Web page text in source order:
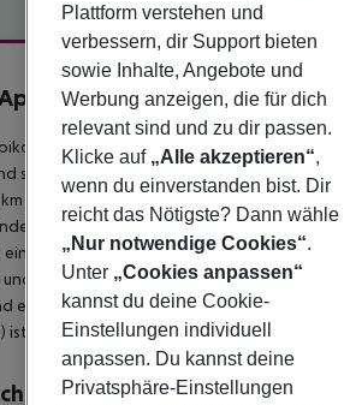
Hotelbeschreibung
3
Apartments ist besonders bei
sind Sonnenschirme und Sonnenliegen
km entfernt (RHODES CITY ca. 12 km,
sich in der Umgebung des Hotels. Zur
ein Theater sind in ca. 10 km Entfernung zu
und KALITHEA SPRINGS (ca. 6 km). Für
eine Bushaltestelle. Zur ärztlichen
ist ca. 17 km entfernt. Zwischen Hotel und
Plattform verstehen und
verbessern, dir Support bieten
sowie Inhalte, Angebote und
Werbung anzeigen, die für dich
relevant sind und zu dir passen.
Klicke auf „Alle akzeptieren“,
wenn du einverstanden bist. Dir
reicht das Nötigste? Dann wähle
„Nur notwendige Cookies“.
Unter „Cookies anpassen“
kannst du deine Cookie-
Einstellungen individuell
anpassen. Du kannst deine
Privatsphäre-Einstellungen